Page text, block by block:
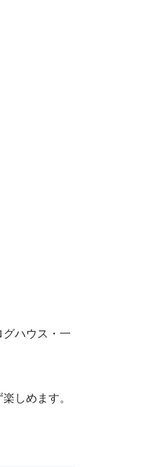
ハウス・一
しめます。